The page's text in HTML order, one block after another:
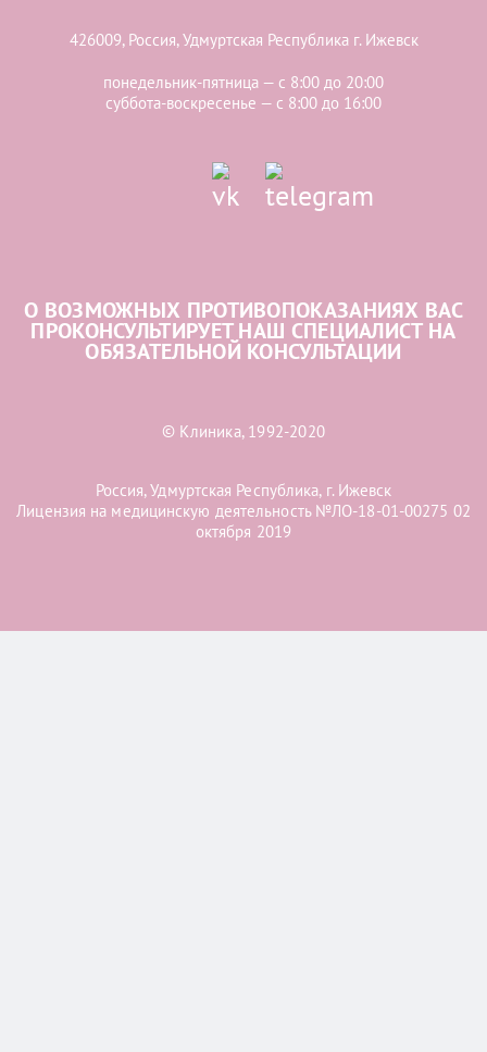
426009, Россия, Удмуртская Республика г. Ижевск
понедельник-пятница — с 8:00 до 20:00
суббота-воскресенье — с 8:00 до 16:00
О ВОЗМОЖНЫХ ПРОТИВОПОКАЗАНИЯХ ВАС
ПРОКОНСУЛЬТИРУЕТ НАШ СПЕЦИАЛИСТ НА
ОБЯЗАТЕЛЬНОЙ КОНСУЛЬТАЦИИ
© Клиника, 1992-2020
Россия, Удмуртская Республика, г. Ижевск
Лицензия на медицинскую деятельность №ЛО-18-01-00275 02
октября 2019